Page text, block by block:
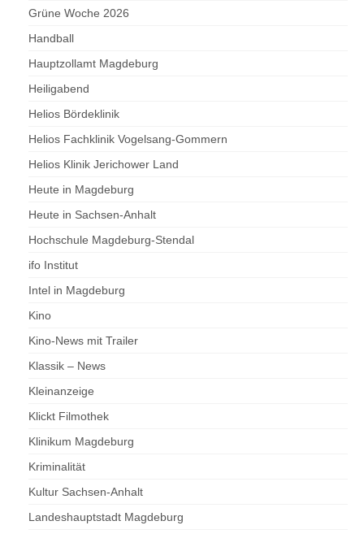
Grüne Woche 2026
Handball
Hauptzollamt Magdeburg
Heiligabend
Helios Bördeklinik
Helios Fachklinik Vogelsang-Gommern
Helios Klinik Jerichower Land
Heute in Magdeburg
Heute in Sachsen-Anhalt
Hochschule Magdeburg-Stendal
ifo Institut
Intel in Magdeburg
Kino
Kino-News mit Trailer
Klassik – News
Kleinanzeige
Klickt Filmothek
Klinikum Magdeburg
Kriminalität
Kultur Sachsen-Anhalt
Landeshauptstadt Magdeburg